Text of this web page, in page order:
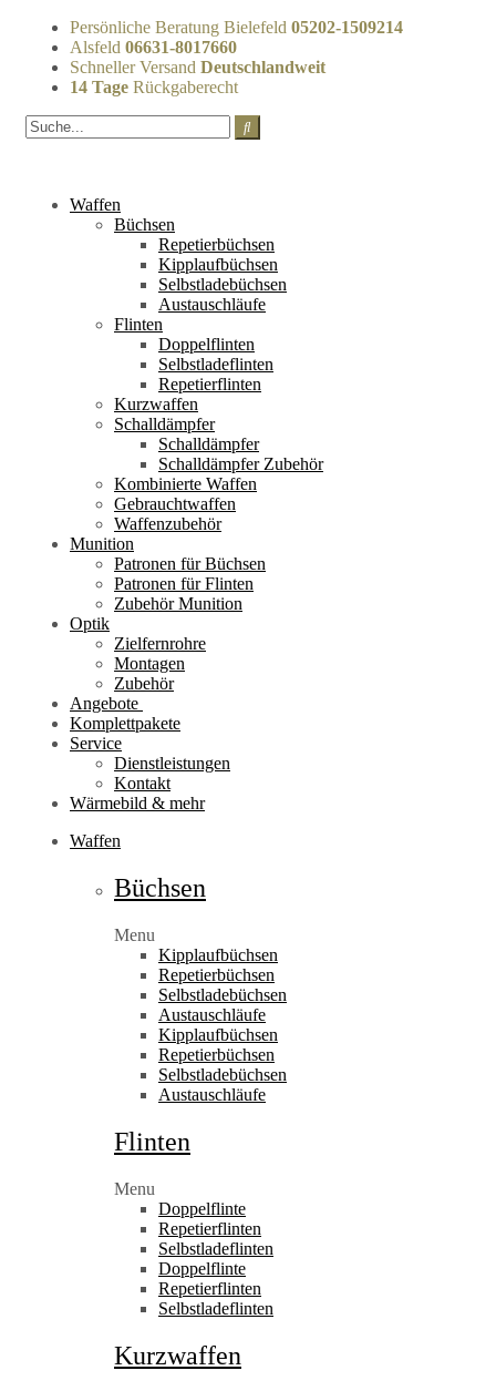
Persönliche Beratung Bielefeld 05202-1509214
Alsfeld 06631-8017660
Schneller Versand Deutschlandweit
14 Tage Rückgaberecht
Waffen
Büchsen
Repetierbüchsen
Kipplaufbüchsen
Selbstladebüchsen
Austauschläufe
Flinten
Doppelflinten
Selbstladeflinten
Repetierflinten
Kurzwaffen
Schalldämpfer
Schalldämpfer
Schalldämpfer Zubehör
Kombinierte Waffen
Gebrauchtwaffen
Waffenzubehör
Munition
Patronen für Büchsen
Patronen für Flinten
Zubehör Munition
Optik
Zielfernrohre
Montagen
Zubehör
Angebote
Komplettpakete
Service
Dienstleistungen
Kontakt
Wärmebild & mehr
Waffen
Büchsen
Menu
Kipplaufbüchsen
Repetierbüchsen
Selbstladebüchsen
Austauschläufe
Kipplaufbüchsen
Repetierbüchsen
Selbstladebüchsen
Austauschläufe
Flinten
Menu
Doppelflinte
Repetierflinten
Selbstladeflinten
Doppelflinte
Repetierflinten
Selbstladeflinten
Kurzwaffen